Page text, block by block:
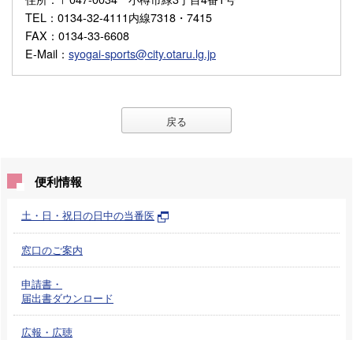
TEL ：0134-32-4111内線7318・7415
FAX ：0134-33-6608
E-Mail ： syogai-sports@city.otaru.lg.jp
戻る
便利情報
土・日・祝日の日中の当番医
窓口のご案内
申請書・
届出書ダウンロード
広報・広聴